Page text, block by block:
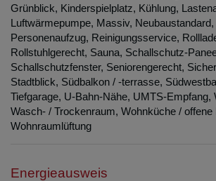
Grünblick Kinderspielplatz Kühlung
Luftwärmepumpe Massiv Neubaustandard
Personenaufzug Reinigungsservice
Rollstuhlgerecht Sauna Schallschutz-
Schallschutzfenster Seniorengerecht
Stadtblick Südbalkon / -terrasse
Tiefgarage U-Bahn-Nähe UMTS-Empfang
Wasch- / Trockenraum Wohnküche / offene
Wohnraumlüftung
Energieausweis